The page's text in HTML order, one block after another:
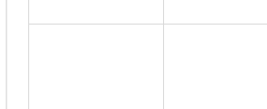
大
丰
大
灵
大模型ACA认证体验